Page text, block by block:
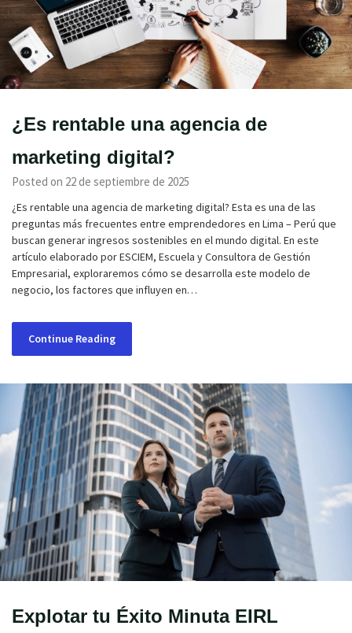
¿Es rentable una agencia de
marketing digital?
Posted on 22 de septiembre de 2025
¿Es rentable una agencia de marketing digital? Esta es una de las
preguntas más frecuentes entre emprendedores en Lima – Perú que
buscan generar ingresos sostenibles en el mundo digital. En este
artículo elaborado por ESCIEM, Escuela y Consultora de Gestión
Empresarial, exploraremos cómo se desarrolla este modelo de
negocio, los factores que influyen en…
Continue Reading
Explotar tu Éxito Minuta EIRL